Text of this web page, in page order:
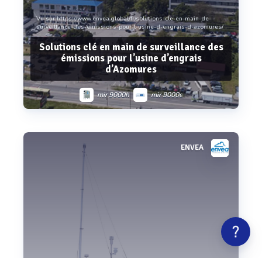
Vu sur https://www.envea.global/fr/solutions-cle-en-main-de-
surveillance-des-emissions-pour-l-usine-d-engrais-d-azomures/
Solutions clé en main de surveillance des
émissions pour l’usine d’engrais
d’Azomures
mir 9000h mir 9000e
ENVEA